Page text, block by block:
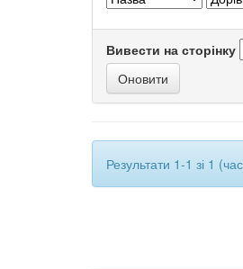
Вивести на сторінку
Результати 1-1 зі 1